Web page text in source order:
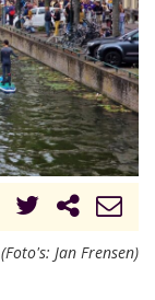
Volgend uur
(Foto's: Jan Frensen)